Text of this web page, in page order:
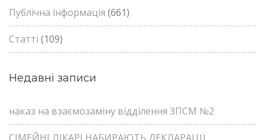
Публічна інформація (661)
Статті (109)
Недавні записи
наказ на взаємозаміну відділення ЗПСМ №2